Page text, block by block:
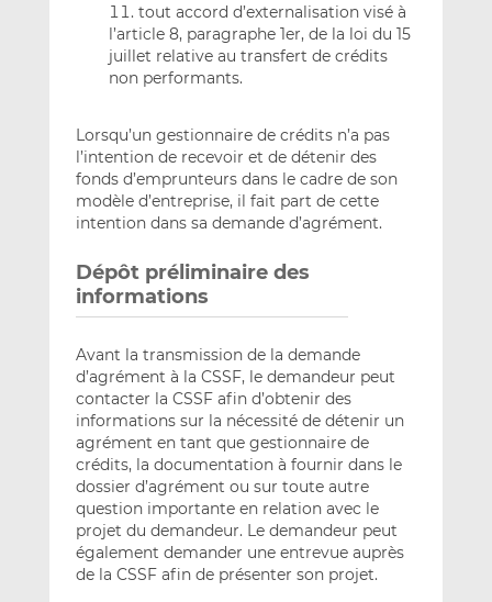
tout accord d’externalisation visé à
l’article 8, paragraphe 1er, de la loi du 15
juillet relative au transfert de crédits
non performants.
Lorsqu’un gestionnaire de crédits n’a pas
l’intention de recevoir et de détenir des
fonds d’emprunteurs dans le cadre de son
modèle d’entreprise, il fait part de cette
intention dans sa demande d’agrément.
Dépôt préliminaire des
informations
Avant la transmission de la demande
d’agrément à la CSSF, le demandeur peut
contacter la CSSF afin d’obtenir des
informations sur la nécessité de détenir un
agrément en tant que gestionnaire de
crédits, la documentation à fournir dans le
dossier d’agrément ou sur toute autre
question importante en relation avec le
projet du demandeur. Le demandeur peut
également demander une entrevue auprès
de la CSSF afin de présenter son projet.